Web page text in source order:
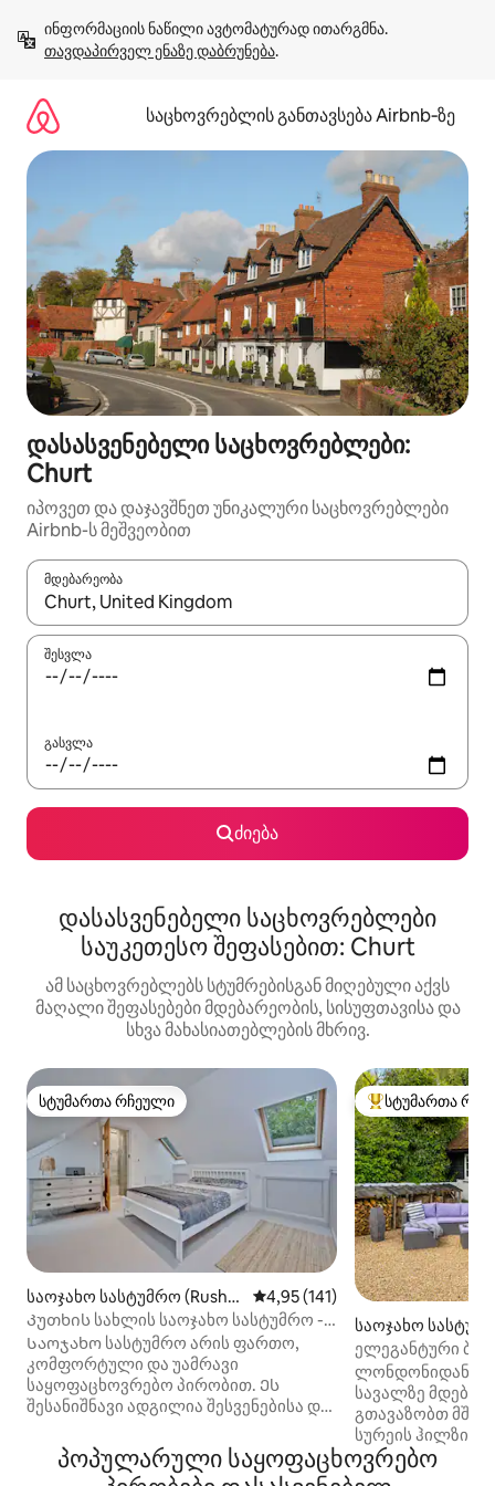
გადასვლა
თავდაპირველ ენაზე დაბრუნება.
საცხოვრებლის განთავსება Airbnb‑ზე
დასასვენებელი საცხოვრებლები:
Churt
იპოვეთ და დაჯავშნეთ უნიკალური საცხოვრებლები
Airbnb-ს მეშვეობით
მდებარეობა
როცა შედეგები ხელმისაწვდომი გახდება, ნავიგაციისთვის
შესვლა
გასვლა
ძიება
დასასვენებელი საცხოვრებლები
საუკეთესო შეფასებით: Churt
ამ საცხოვრებლებს სტუმრებისგან მიღებული აქვს
მაღალი შეფასებები მდებარეობის, სისუფთავისა და
სხვა მახასიათებლების მხრივ.
სტუმართა რჩეული
სტუმართა რჩეული
საოჯახო სასტუმრო (Rushm
oor)
საშუალო შეფასებაა 5‑დან
4,95 (141)
Კუთხის სახლის საოჯახო სასტუმრო -
განსაცვიფრებელი მდებარეობა!
Საოჯახო სასტუმრო არის ფართო,
კომფორტული და უამრავი
საყოფაცხოვრებო პირობით. Ეს
შესანიშნავი ადგილია შესვენებისა და
სურის განსაცვიფრებელი სოფლის
შუაგულში ყოფნით და გაისეირნეთ
სტუმართა
სტუმართა
საოჯახო
ey)
ელეგანტური
გასეირნებები,
აქტივობები
ლონდონიდან
სავალზე
გთავაზობთ
სურეის ჰილზის
აღმოაჩინეთ
მომხიბლავი
პოპულარული საყოფაცხოვრებო